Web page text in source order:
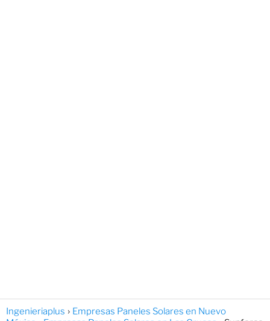
Ingenieriaplus
Empresas Paneles Solares en Nuevo